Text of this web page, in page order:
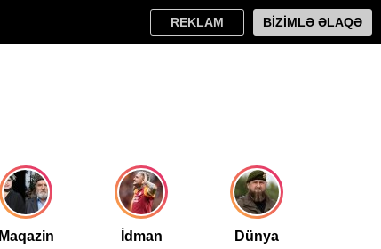
REKLAM BİZİMLƏ ƏLAQƏ
Maqazin İdman Dünya